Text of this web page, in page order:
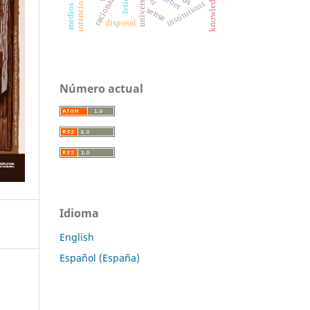
institutions
disposal sense
Número actual
Idioma
English
Español (España)